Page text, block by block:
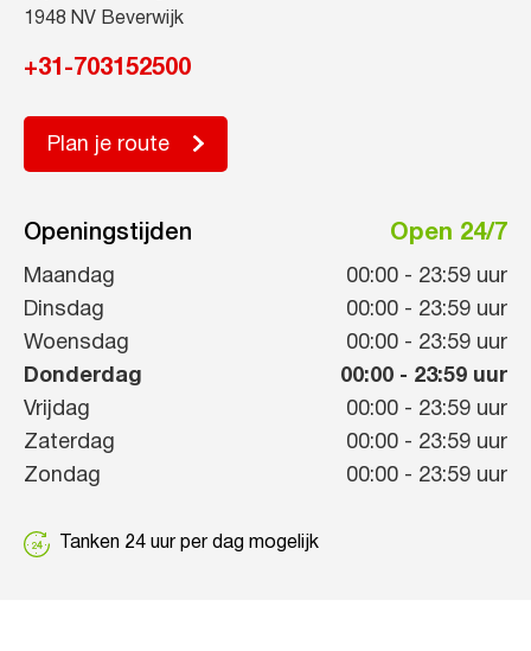
1948 NV Beverwijk
+31-703152500
Plan je route
Openingstijden Open 24/7
Maandag 00:00 - 23:59 uur
Dinsdag
00:00 - 23:59 uur
Woensdag
00:00 - 23:59 uur
Donderdag
00:00 - 23:59 uur
Vrijdag
00:00 - 23:59 uur
Zaterdag
00:00 - 23:59 uur
Zondag
00:00 - 23:59 uur
Tanken 24 uur per dag mogelijk